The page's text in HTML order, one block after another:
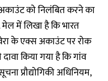
को निलंबित करने का
में लिखा है कि भारत
के एक्स अकाउंट पर रोक
किया गया है कि गांव
प्रौद्योगिकी अधिनियम,